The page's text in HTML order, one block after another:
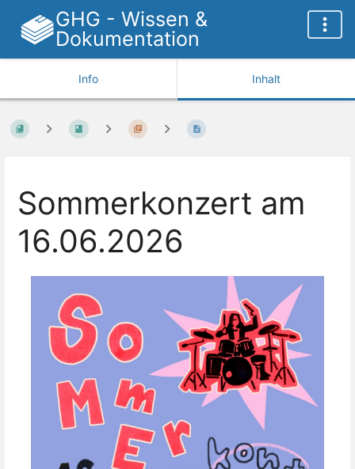
GHG - Wissen &
Dokumentation
Info Inhalt
Sommerkonzert am
16.06.2026